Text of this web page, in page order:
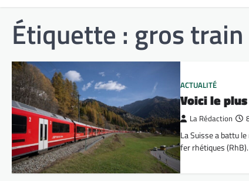
Étiquette : gros train
ACTUALITÉ
Voici le
La Rédaction
La Suisse a battu
fer rhétiques (RhB).